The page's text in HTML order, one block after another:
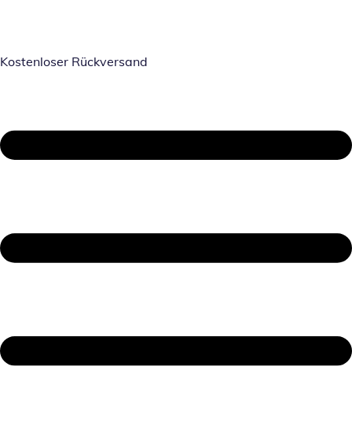
Kostenloser Rückversand